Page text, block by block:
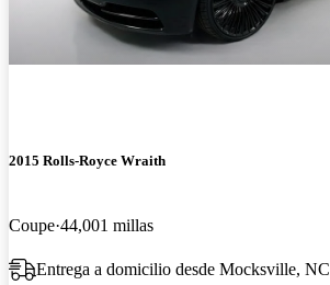
2015 Rolls-Royce Wraith
Coupe 44,001 millas
Entrega a domicilio desde Mocksville, NC